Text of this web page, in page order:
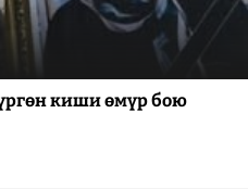
киши өмүр бою